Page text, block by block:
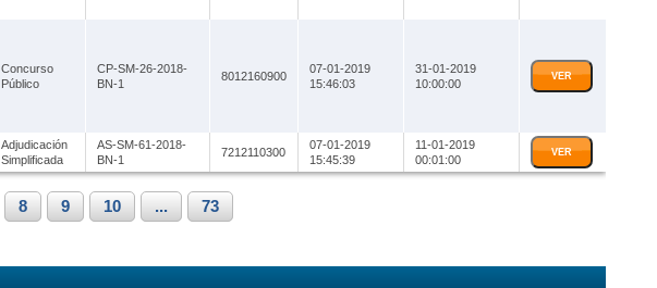
Concurso
Público
CP-SM-26-2018-
BN-1
8012160900
07-01-2019
15:46:03
31-01-2019
10:00:00
VER
Adjudicación
Simplificada
AS-SM-61-2018-
BN-1
7212110300
07-01-2019
15:45:39
11-01-2019
00:01:00
VER
8 9 10 ... 73